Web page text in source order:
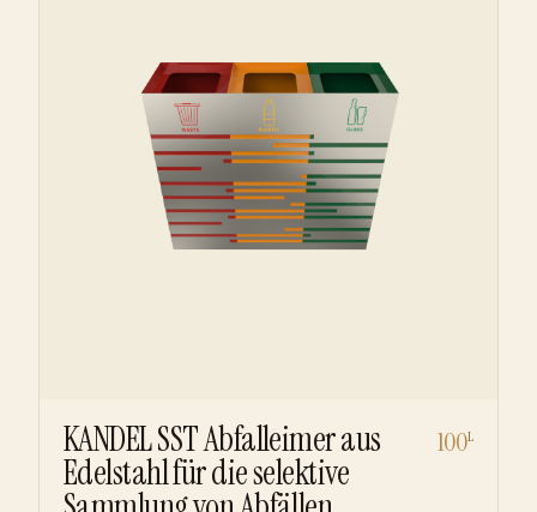
KANDEL SST Abfalleimer aus
Edelstahl für die selektive
100L